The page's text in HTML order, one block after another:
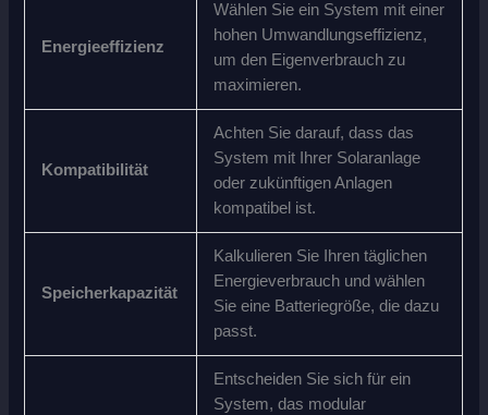
Energieeffizienz
Wählen Sie ein System mit einer
hohen Umwandlungseffizienz,
um den Eigenverbrauch zu
maximieren.
Kompatibilität
Achten Sie darauf, dass das
System mit Ihrer Solaranlage
oder zukünftigen Anlagen
kompatibel ist.
Speicherkapazität
Kalkulieren Sie Ihren täglichen
Energieverbrauch und wählen
Sie eine Batteriegröße, die dazu
passt.
Entscheiden Sie sich für ein
System, das modular